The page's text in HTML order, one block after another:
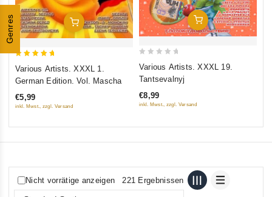
Genres In Den Warenkorb
Various Artists. XXXL 1.
German Edition. Vol. Mascha
€5,99
inkl. Mwst., zzgl. Versand
In Den Warenkorb
5
Various Artists. XXXL 19.
Tantsevalnyj
€8,99
inkl. Mwst., zzgl. Versand
Nicht vorrätige anzeigen 221 Ergebnissen